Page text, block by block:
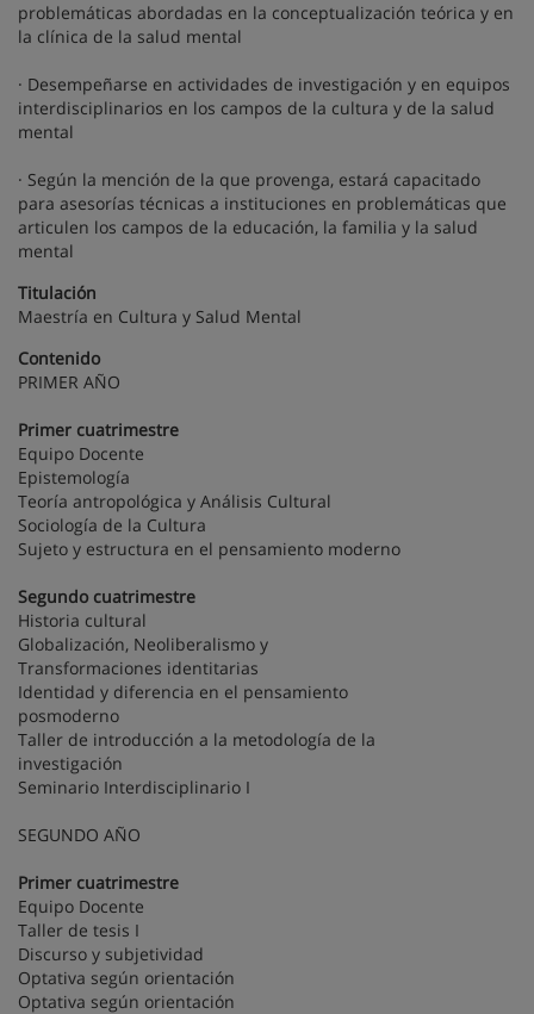
problemáticas abordadas en la conceptualización teórica y en
la clínica de la salud mental
· Desempeñarse en actividades de investigación y en equipos
interdisciplinarios en los campos de la cultura y de la salud
mental
· Según la mención de la que provenga, estará capacitado
para asesorías técnicas a instituciones en problemáticas que
articulen los campos de la educación, la familia y la salud
mental
Titulación
Maestría en Cultura y Salud Mental
Contenido
PRIMER AÑO
Primer cuatrimestre
Equipo Docente
Epistemología
Teoría antropológica y Análisis Cultural
Sociología de la Cultura
Sujeto y estructura en el pensamiento moderno
Segundo cuatrimestre
Historia cultural
Globalización, Neoliberalismo y
Transformaciones identitarias
Identidad y diferencia en el pensamiento
posmoderno
Taller de introducción a la metodología de la
investigación
Seminario Interdisciplinario I
SEGUNDO AÑO
Primer cuatrimestre
Equipo Docente
Taller de tesis I
Discurso y subjetividad
Optativa según orientación
Optativa según orientación